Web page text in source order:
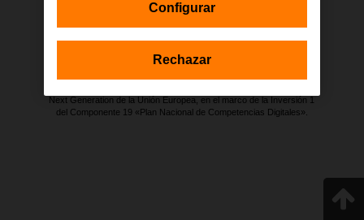
Estas actuaciones forman parte de la iniciativa Generación D
la Función Pública a través de la Secretaría de Estado de
Next Generation de la Unión Europea, en el marco de la Inversión 1
del Componente 19 «Plan Nacional de Competencias Digitales».
Configurar
Rechazar